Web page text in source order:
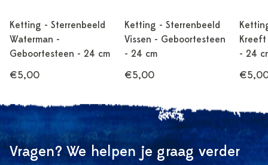
Ketting - Sterrenbeeld
Waterman -
Geboortesteen - 24 cm
€5,00
Ketting - Sterrenbeeld
Vissen - Geboortesteen
- 24 cm
€5,00
- 24
Vragen? We helpen je graag verder